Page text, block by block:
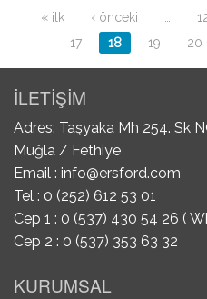
Sayfalar
« ilk ‹ önceki
17
18 19 20
İLETİŞİM
Adres: Taşyaka Mh 254. Sk
Muğla / Fethiye
Email : info@ersford.com
Tel : 0 (252) 612 53 01
Cep 1 : 0 (537) 430 54 26 (
Cep 2 : 0 (537) 353 63 32
KURUMSAL